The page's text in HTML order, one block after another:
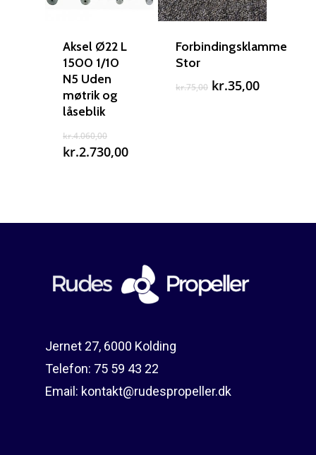
Aksel Ø22 L
1500 1/10
N5 Uden
møtrik og
låseblik
kr.4.060,00Den
oprindelige
kr.2.730,00Den
Forbindingsklamme
Stor
kr.75,00 Den
kr.35,00Den
Jernet 27, 6000 Kolding
Telefon: 75 59 43 22
Email: kontakt@rudespropeller.dk